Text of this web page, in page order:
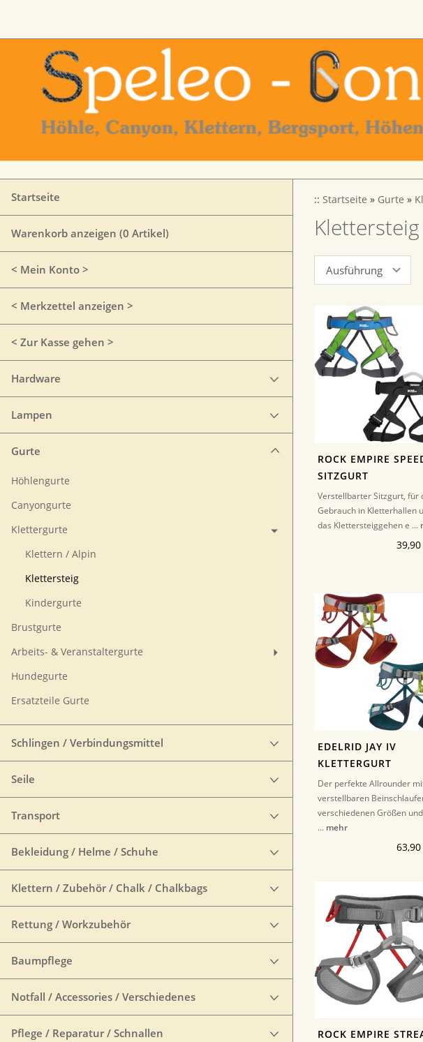
Startseite
Warenkorb anzeigen (0 Artikel)
< Mein Konto >
< Merkzettel anzeigen >
< Zur Kasse gehen >
Hardware
Lampen
Gurte
Höhlengurte
Canyongurte
Klettergurte
Klettern / Alpin
Klettersteig
Kindergurte
Brustgurte
Arbeits- & Veranstaltergurte
Hundegurte
Ersatzteile Gurte
Schlingen / Verbindungsmittel
Seile
Transport
Bekleidung / Helme / Schuhe
Klettern / Zubehör / Chalk / Chalkbags
Rettung / Workzubehör
Baumpflege
Notfall / Accessories / Verschiedenes
Pflege / Reparatur / Schnallen
:: Startseite » Gurte »
Klettersteig
Ausführung
ROCK EMPIRE
SITZGURT
Verstellbarter Sitzgurt, für
Gebrauch in Kletterhallen
das Klettersteiggehen e ...
EDELRID JAY IV
KLETTERGURT
Der perfekte Allrounder
verstellbaren
verschiedenen Größen
... mehr
ROCK EMPIRE